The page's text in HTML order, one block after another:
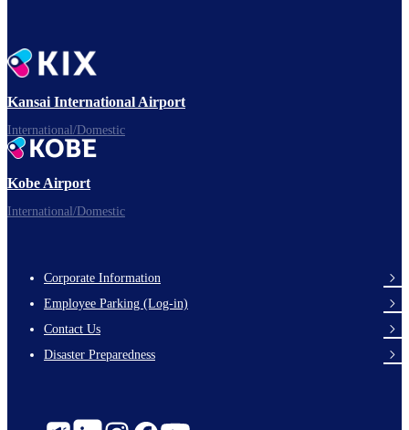
Kansai International Airport
International/Domestic
Kobe Airport
International/Domestic
Footer
Links
Corporate Information
Employee Parking (Log-in)
Contact Us
Disaster Preparedness